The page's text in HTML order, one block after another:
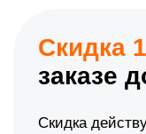
Скидка
заказе
Скидка